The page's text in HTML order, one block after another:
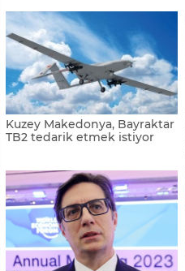
Michel ile görüştü
Hükümetinden Türkiye’deki
depremzedelere 6 milyon
denar
Balkan liderlerinden Türkiye
ile dayanışma mesajları